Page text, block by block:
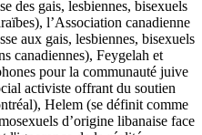
des gais, lesbiennes, bisexuels
l’Association canadienne
aux gais, lesbiennes, bisexuels
canadiennes), Feygelah et
pour la communauté juive
activiste offrant du soutien
Helem (se définit comme
d’origine libanaise face